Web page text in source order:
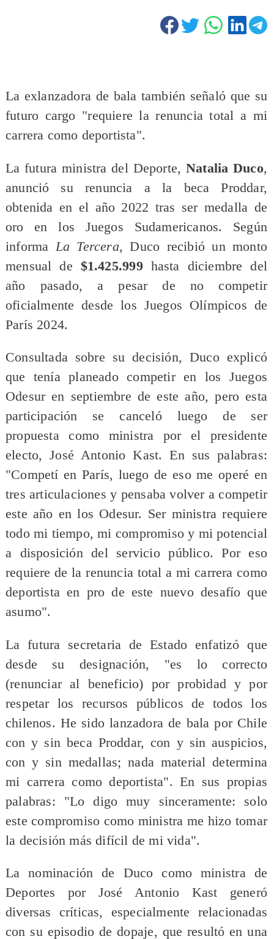
La exlanzadora de bala también señaló que su
futuro cargo "requiere la renuncia total a mi
carrera como deportista".
La futura ministra del Deporte, Natalia Duco,
anunció su renuncia a la beca Proddar,
obtenida en el año 2022 tras ser medalla de
oro en los Juegos Sudamericanos. Según
informa La Tercera, Duco recibió un monto
mensual de $1.425.999hasta diciembre del
año pasado, a pesar de no competir
oficialmente desde los Juegos Olímpicos de
París 2024.
Consultada sobre su decisión, Duco explicó
que tenía planeado competir en los Juegos
Odesur en septiembre de este año, pero esta
participación se canceló luego de ser
propuesta como ministra por el presidente
electo, José Antonio Kast. En sus palabras:
"Competí en París, luego de eso me operé en
tres articulaciones y pensaba volver a competir
este año en los Odesur. Ser ministra requiere
todo mi tiempo, mi compromiso y mi potencial
a disposición del servicio público. Por eso
requiere de la renuncia total a mi carrera como
deportista en pro de este nuevo desafío que
asumo".
La futura secretaria de Estado enfatizó que
desde su designación, "es lo correcto
(renunciar al beneficio) por probidad y por
respetar los recursos públicos de todos los
chilenos. He sido lanzadora de bala por Chile
con y sin beca Proddar, con y sin auspicios,
con y sin medallas; nada material determina
mi carrera como deportista". En sus propias
palabras: "Lo digo muy sinceramente: solo
este compromiso como ministra me hizo tomar
la decisión más difícil de mi vida".
La nominación de Duco como ministra de
Deportes por José Antonio Kast generó
diversas críticas, especialmente relacionadas
con su episodio de dopaje, que resultó en una